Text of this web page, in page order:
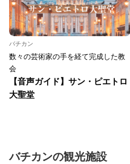
バチカン
数々の芸術家の手を経て完成した教
会
【音声ガイド】サン・ピエトロ
大聖堂
バチカンの観光施設